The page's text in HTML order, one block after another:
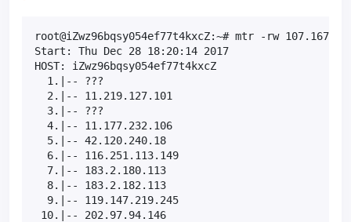
root@iZwz96bqsy054ef77t4kxcZ:~# mtr -rw
Start: Thu Dec 28 18:20:14 2017
HOST: iZwz96bqsy054ef77t4kxcZ
1.|-- ???
2.|-- 11.219.127.101
3.|-- ???
4.|-- 11.177.232.106
5.|-- 42.120.240.18
6.|-- 116.251.113.149
7.|-- 183.2.180.113
8.|-- 183.2.182.113
9.|-- 119.147.219.245
10.|-- 202.97.94.146